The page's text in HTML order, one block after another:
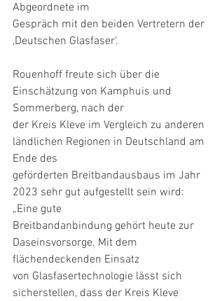
Abgeordnete im
Gespräch mit den beiden Vertretern der
‚Deutschen Glasfaser‘.
Rouenhoff freute sich über die
Einschätzung von Kamphuis und
Sommerberg, nach der
der Kreis Kleve im Vergleich zu anderen
ländlichen Regionen in Deutschland am
Ende des
geförderten Breitbandausbaus im Jahr
2023 sehr gut aufgestellt sein wird:
„Eine gute
Breitbandanbindung gehört heute zur
Daseinsvorsorge. Mit dem
flächendeckenden Einsatz
von Glasfasertechnologie lässt sich
sicherstellen, dass der Kreis Kleve